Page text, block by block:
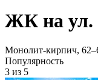
ЖК на ул.
Монолит-кирпич,
Популярность
3 из 5